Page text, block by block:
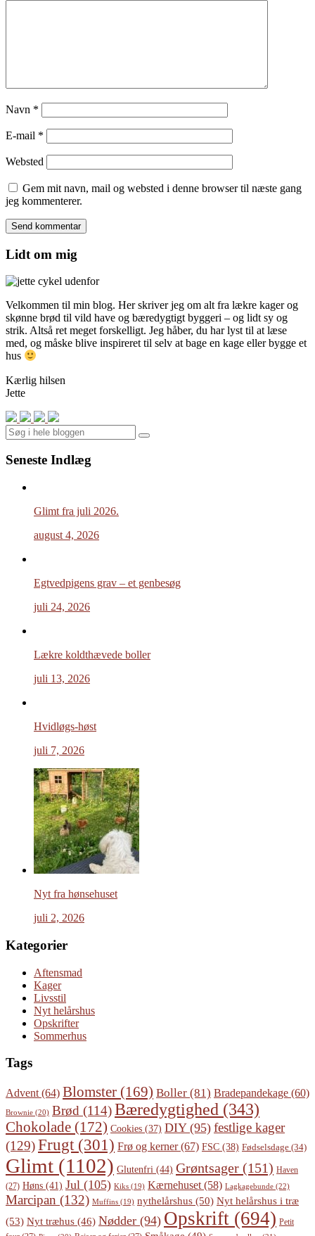
Navn *
E-mail *
Websted
Gem mit navn, mail og websted i denne browser til næste gang
jeg kommenterer.
Lidt om mig
Velkommen til min blog. Her skriver jeg om alt fra lækre kager og
skønne brød til vild have og bæredygtigt byggeri – og lidt sy og
strik. Altså ret meget forskelligt. Jeg håber, du har lyst til at læse
med, og måske blive inspireret til selv at bage en kage eller bygge et
hus
Kærlig hilsen
Jette
Search
Seneste Indlæg
Glimt fra juli 2026.
august 4, 2026
Egtvedpigens grav – et genbesøg
juli 24, 2026
Lækre koldthævede boller
juli 13, 2026
Hvidløgs-høst
juli 7, 2026
Nyt fra hønsehuset
juli 2, 2026
Kategorier
Aftensmad
Kager
Livsstil
Nyt helårshus
Opskrifter
Sommerhus
Tags
Advent (64) Blomster (169) Boller (81) Bradepandekage (60)
Brownie (20) Brød (114)Bæredygtighed (343)
Chokolade (172) Cookies (37) DIY(95) festlige kager
(129)Frugt (301) Frø og kerner(67) FSC (38) Fødselsdage (34)
Glimt (1102) Glutenfri (44) Grøntsager (151) Haven
(27) Høns (41) Jul (105) Kiks (19) Kærnehuset (58) Lagkagebunde (22)
Marcipan (132) Muffins (19) nythelårshus (50) Nyt helårshus i træ
(53) Nyt træhus (46) Nødder (94) Opskrift (694) Petit